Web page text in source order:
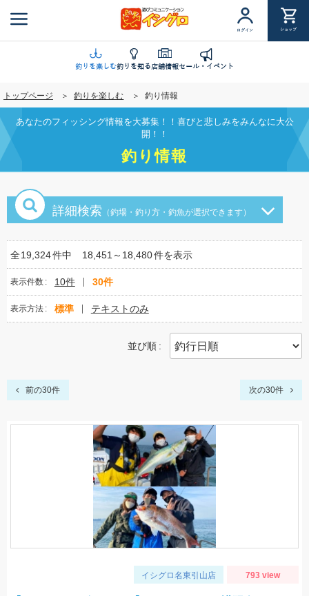
ン
に
移
動
ログイン ショップ
釣りを楽しむ釣りを知る店舗情報セール・イベント
トップページ 釣りを楽しむ 釣り情報
あなたのフィッシング情報を大募集！！喜びと悲しみをみんなに大公
開！！
釣り情報
詳細検索 （釣場・釣り方・釣魚が選択できます）
全19,324件中 18,451～18,480件を表示
表示件数 10件 30件
表示方法 標準 テキストのみ
並び順
前の30件 次の30件
イシグロ名東引山店 793 view